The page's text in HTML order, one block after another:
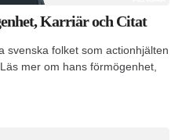
Karriär och Citat
svenska folket som actionhjälten
mer om hans förmögenhet,